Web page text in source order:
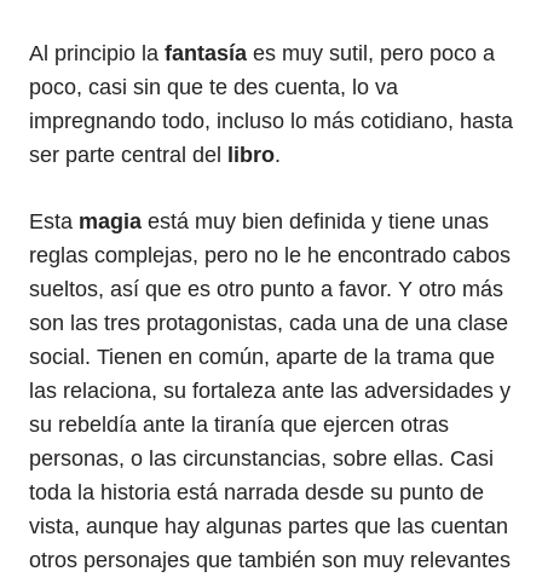
Al principio la fantasía es muy sutil, pero poco a
poco, casi sin que te des cuenta, lo va
impregnando todo, incluso lo más cotidiano, hasta
ser parte central del
libro.
Esta magia está muy bien definida y tiene unas
reglas complejas, pero no le he encontrado cabos
sueltos, así que es otro punto a favor. Y otro más
son las tres protagonistas, cada una de una clase
social. Tienen en común, aparte de la trama que
las relaciona, su fortaleza ante las adversidades y
su rebeldía ante la tiranía que ejercen otras
personas, o las circunstancias, sobre ellas. Casi
toda la historia está narrada desde su punto de
vista, aunque hay algunas partes que las cuentan
otros personajes que también son muy relevantes